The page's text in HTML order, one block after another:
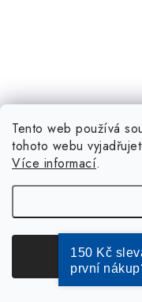
Tento web používá
tohoto webu
Více informací.
150 Kč
první